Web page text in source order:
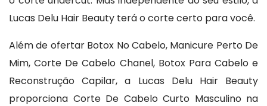
Lucas Delu Hair Beauty terá o corte certo para você.
Além de ofertar Botox No Cabelo, Manicure Perto De
Mim, Corte De Cabelo Chanel, Botox Para Cabelo e
Reconstrução Capilar, a Lucas Delu Hair Beauty
proporciona Corte De Cabelo Curto Masculino na